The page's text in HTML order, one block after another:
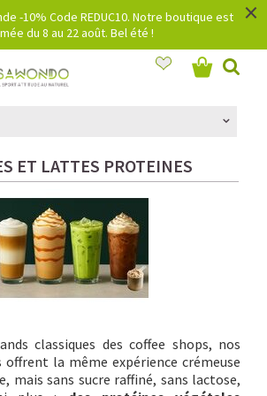
-10% Code REDUC10. Notre boutique est
du 8 au 22 août. Bel été !
×
ET LATTES PROTEINES
classiques des coffee shops, nos
offrent la même expérience crémeuse
mais sans sucre raffiné, sans lactose,